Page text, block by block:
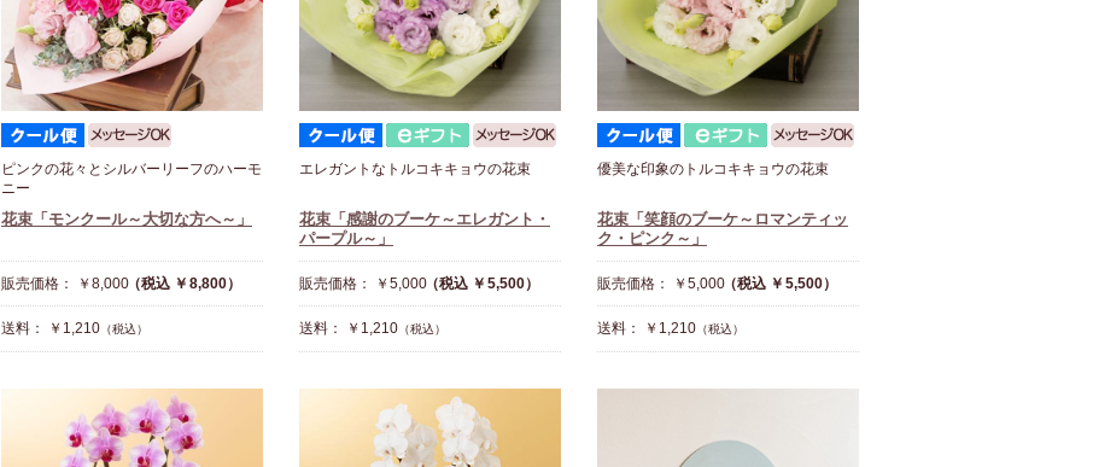
ピンクの花々とシルバーリーフのハーモ
ニー
花束「モンクール～大切な方へ～」
販売価格： ￥8,000（税込 ￥8,800）
送料： ￥1,210 （税込）
エレガントなトルコキキョウの花束
花束「感謝のブーケ～エレガント・
パープル～」
販売価格： ￥5,000（税込 ￥5,500）
送料： ￥1,210 （税込）
優美な印象のトルコキキョウの花束
花束「笑顔のブーケ～ロマンティッ
ク・ピンク～」
販売価格： ￥5,000（税込 ￥5,500）
送料： ￥1,210 （税込）